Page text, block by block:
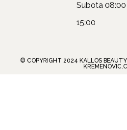
Subota 08:00
15:00
© COPYRIGHT 2024 KALLOS BEAUTY